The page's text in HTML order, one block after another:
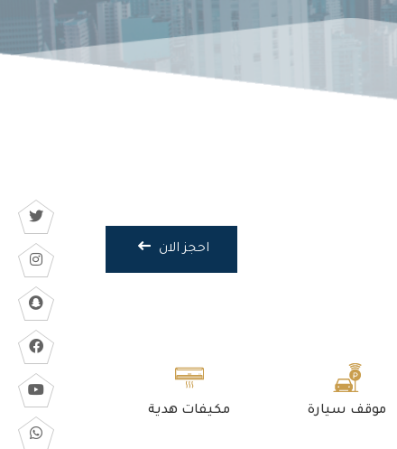
احجز الان
موقف سيارة مكيفات هدية